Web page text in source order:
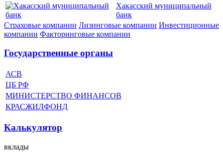
Хакасский муниципальный
банк
Страховые компании Лизинговые компании Инвестиционные
компании Факторинговые компании
Государственные органы
АСВ
ЦБ РФ
МИНИСТЕРСТВО ФИНАНСОВ
КРАСЖИЛФОНД
Калькулятор
вклады